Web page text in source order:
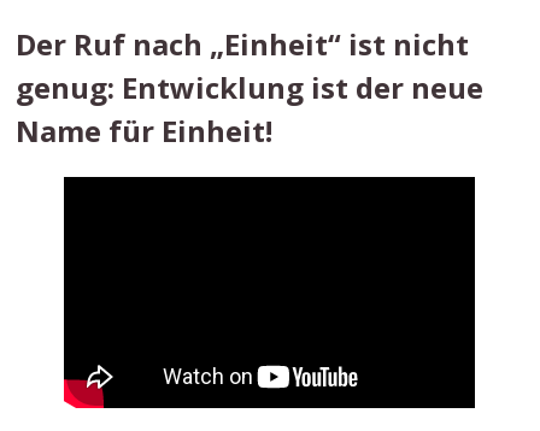
Der Ruf nach „Einheit“ ist nicht
genug: Entwicklung ist der neue
Name für Einheit!